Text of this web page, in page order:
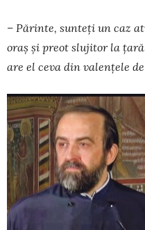
– Părinte, sunteți un caz
oraș și preot slujitor la
are el ceva din valențele